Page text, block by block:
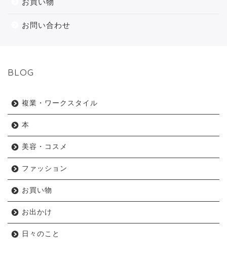
お問い合わせ
BLOG
複業・ワークスタイル
本
美容・コスメ
ファッション
お買い物
お出かけ
日々のこと